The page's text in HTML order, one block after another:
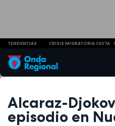
TENDENCIAS CRISIS MIGRATORIA CEUTA
Alcaraz-
episodio en